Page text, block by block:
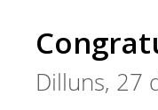
Dilluns, 27